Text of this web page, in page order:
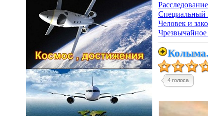
Специальный
Человек и
Колыма.
4 голоса